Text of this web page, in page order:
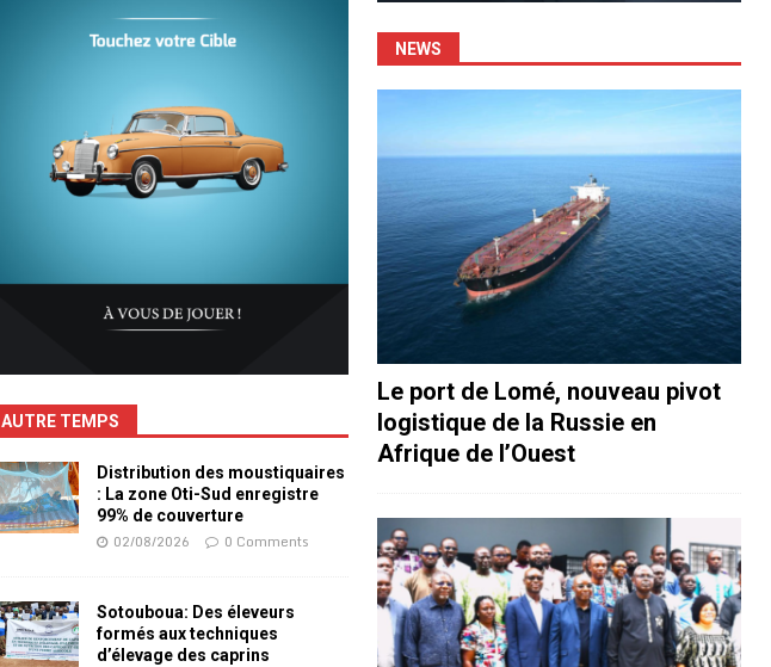
AUTRE TEMPS
Distribution des moustiquaires
: La zone Oti-Sud enregistre
99% de couverture
02/08/2026 0 Comments
Sotouboua: Des éleveurs
formés aux techniques
d’élevage des caprins
NEWS
Le port de Lomé, nouveau pivot
logistique de la Russie en
Afrique de l’Ouest